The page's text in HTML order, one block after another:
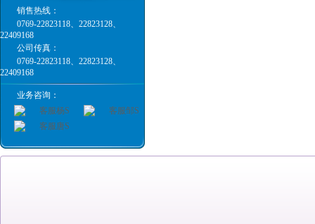
销售热线：
0769-22823118、22823128、
22409168
公司传真：
0769-22823118、22823128、
22409168
业务咨询：